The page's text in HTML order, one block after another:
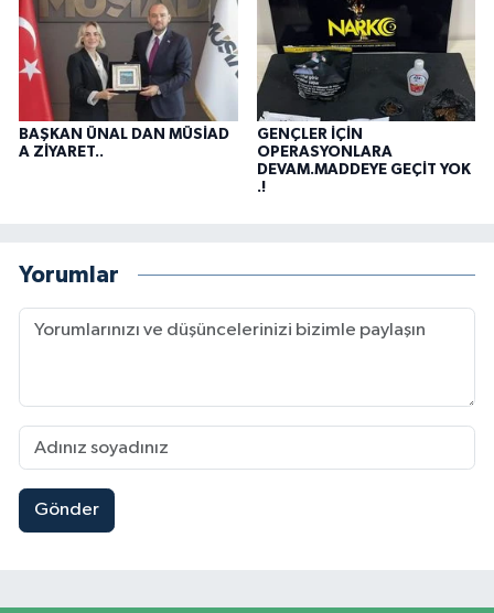
BAŞKAN ÜNAL DAN MÜSİAD
A ZİYARET..
GENÇLER İÇİN
OPERASYONLARA
DEVAM.MADDEYE GEÇİT YOK
.!
Yorumlar
Gönder